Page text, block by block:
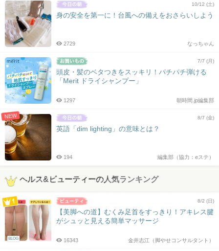
10/12 (土)
身の安全を第一に！台風への備えをおさらいしよう
なっちゃん
2729
7/7 (月)
頭皮・髪のベタつきをスッキリ！パチパチ弾ける
「Merit ドライシャンプー」
朝時間.jp編集部
1297
NEW 8/7 (金)
英語「dim lighting」の意味とは？
編集部（協力：eステ）
194
ヘルス&ビューティーの人気ランキング
BLOG
8/2 (日)
【美脚への道】むくみ足首をすっきり！アキレス腱
がシュッと見える簡単マッサージ
金井志江（脚やせコンサルタント）
16343